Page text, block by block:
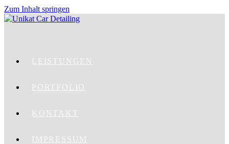
Zum Inhalt springen
LEISTUNGEN
PORTFOLIO
KONTAKT
IMPRESSUM